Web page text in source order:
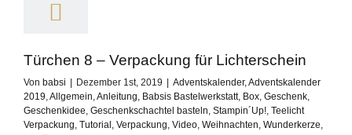
Türchen 8 – Verpackung für Lichterschein
Von babsi Dezember 1st, 2019 Adventskalender,Adventskalender
2019,Allgemein,Anleitung, Babsis Bastelwerkstatt, Box, Geschenk,
Geschenkidee, Geschenkschachtel basteln, Stampin´Up!, Teelicht
Verpackung, Tutorial , Verpackung, Video, Weihnachten, Wunderkerze,